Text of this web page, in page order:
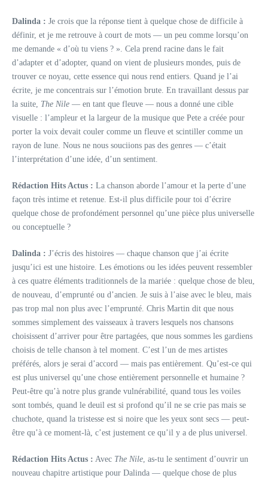
Dalinda : Je crois que la réponse tient à quelque chose de difficile à
définir, et je me retrouve à court de mots — un peu comme lorsqu’on
me demande « d’où tu viens ? ». Cela prend racine dans le fait
d’adapter et d’adopter, quand on vient de plusieurs mondes, puis de
trouver ce noyau, cette essence qui nous rend entiers. Quand je l’ai
écrite, je me concentrais sur l’émotion brute. En travaillant dessus par
la suite, The Nile — en tant que fleuve — nous a donné une cible
visuelle : l’ampleur et la largeur de la musique que Pete a créée pour
porter la voix devait couler comme un fleuve et scintiller comme un
rayon de lune. Nous ne nous souciions pas des genres — c’était
l’interprétation d’une idée, d’un sentiment.
Rédaction Hits Actus : La chanson aborde l’amour et la perte d’une
façon très intime et retenue. Est-il plus difficile pour toi d’écrire
quelque chose de profondément personnel qu’une pièce plus universelle
ou conceptuelle ?
Dalinda : J’écris des histoires — chaque chanson que j’ai écrite
jusqu’ici est une histoire. Les émotions ou les idées peuvent ressembler
à ces quatre éléments traditionnels de la mariée : quelque chose de bleu,
de nouveau, d’emprunté ou d’ancien. Je suis à l’aise avec le bleu, mais
pas trop mal non plus avec l’emprunté. Chris Martin dit que nous
sommes simplement des vaisseaux à travers lesquels nos chansons
choisissent d’arriver pour être partagées, que nous sommes les gardiens
choisis de telle chanson à tel moment. C’est l’un de mes artistes
préférés, alors je serai d’accord — mais pas entièrement. Qu’est-ce qui
est plus universel qu’une chose entièrement personnelle et humaine ?
Peut-être qu’à notre plus grande vulnérabilité, quand tous les voiles
sont tombés, quand le deuil est si profond qu’il ne se crie pas mais se
chuchote, quand la tristesse est si noire que les yeux sont secs — peut-
être qu’à ce moment-là, c’est justement ce qu’il y a de plus universel.
Rédaction Hits Actus : Avec The Nile , as-tu le sentiment d’ouvrir un
nouveau chapitre artistique pour Dalinda — quelque chose de plus